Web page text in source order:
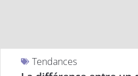
Tendances